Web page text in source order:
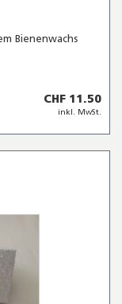
Bienenwachs
CHF 11.50
inkl. MwSt.